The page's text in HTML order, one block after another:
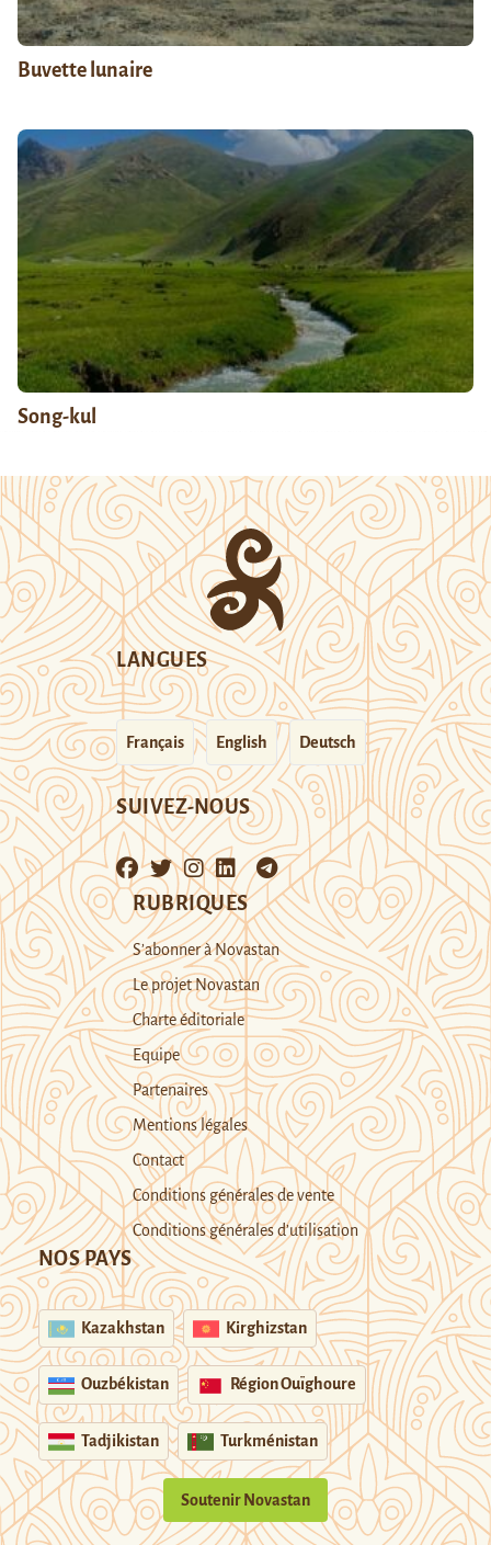
Buvette lunaire
Song-kul
LANGUES
Français English Deutsch
SUIVEZ-NOUS
RUBRIQUES
S’abonner à Novastan
Le projet Novastan
Charte éditoriale
Equipe
Partenaires
Mentions légales
Contact
Conditions générales de vente
Conditions générales d’utilisation
NOS PAYS
Kazakhstan Kirghizstan
Ouzbékistan Région Ouïghoure
Tadjikistan Turkménistan
Soutenir Novastan